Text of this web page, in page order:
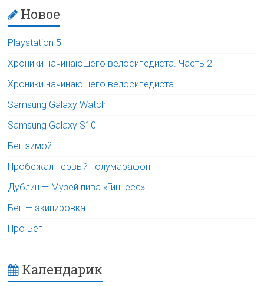
Новое
Playstation 5
Хроники начинающего велосипедиста. Часть 2
Хроники начинающего велосипедиста
Samsung Galaxy Watch
Samsung Galaxy S10
Бег зимой
Пробежал первый полумарафон
Дублин — Музей пива «Гиннесс»
Бег — экипировка
Про Бег
Календарик